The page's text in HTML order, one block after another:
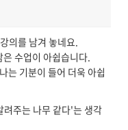
의를 남겨 놓네요.
수업이 아쉽습니다.
는 기분이 들어 더욱 아쉽
주는 나무 같다'는 생각